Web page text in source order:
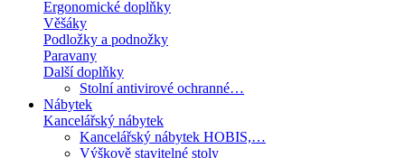
Ergonomické doplňky
Věšáky
Podložky a podnožky
Paravany
Další doplňky
Stolní antivirové ochranné…
Nábytek
Kancelářský nábytek
Kancelářský nábytek HOBIS,…
Výškově stavitelné stoly